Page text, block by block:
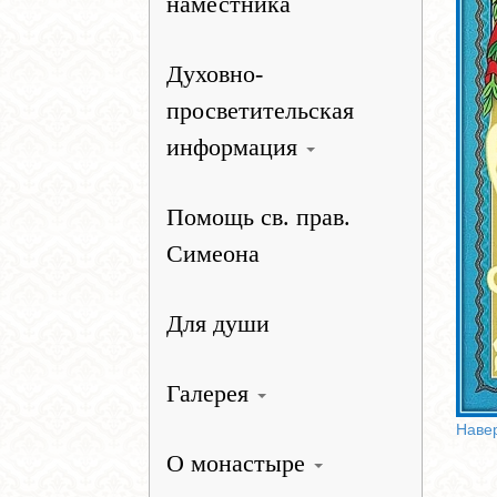
Духовно-
просветительская
информация
Помощь св. прав.
Симеона
Для души
Галерея
О монастыре